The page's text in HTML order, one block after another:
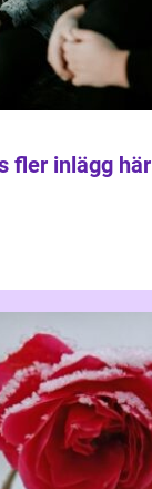
fler inlägg här